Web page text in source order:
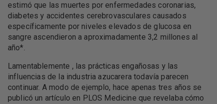
estimó que las muertes por enfermedades coronarias,
diabetes y accidentes cerebrovasculares causados ​​
específicamente por niveles elevados de glucosa en
sangre ascendieron a aproximadamente 3,2 millones al
año*.
Lamentablemente , las prácticas engañosas y las
influencias de la industria azucarera todavía parecen
continuar. A modo de ejemplo, hace apenas tres años se
publicó un artículo en PLOS Medicine que revelaba cómo